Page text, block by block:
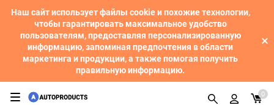
Наш сайт использует файлы cookie и похожие технологии,
чтобы гарантировать максимальное удобство
пользователям, предоставляя персонализированную
информацию, запоминая предпочтения в области
маркетинга и продукции, а также помогая получить
правильную информацию.
0